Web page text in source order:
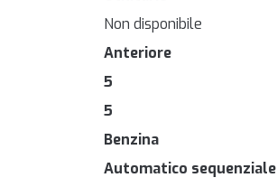
Non disponibile
Anteriore
5
5
Benzina
Automatico sequenziale